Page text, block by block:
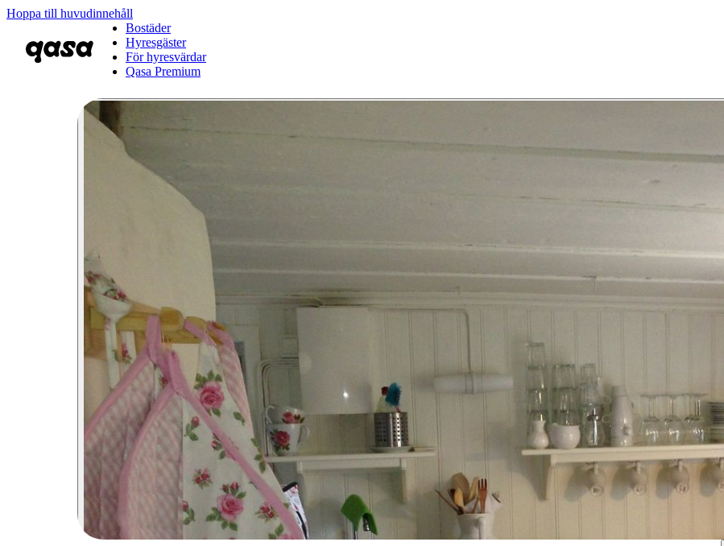
Hoppa till huvudinnehåll
Bostäder
Hyresgäster
För hyresvärdar
Qasa Premium